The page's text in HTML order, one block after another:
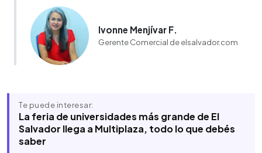
Ivonne Menjívar F.
Gerente Comercial de elsalvador.com
Te puede interesar:
La feria de universidades más grande de El
Salvador llega a Multiplaza, todo lo que debés
saber